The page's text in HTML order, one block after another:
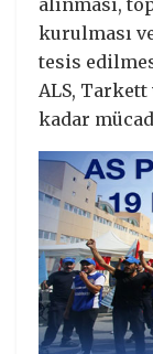
kurulması
tesis
ALS,
kadar